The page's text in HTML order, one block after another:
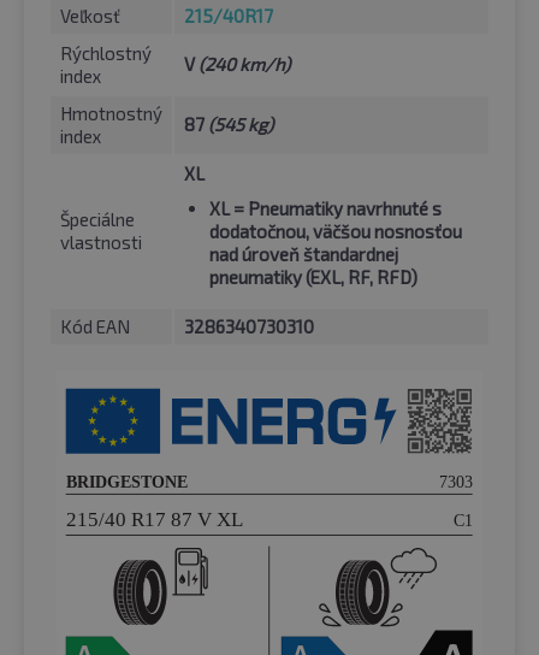
Veľkosť
215/40R17
Rýchlostný
index
V(240 km/h)
Hmotnostný
index
87 (545 kg)
Špeciálne
vlastnosti
XL
XL= Pneumatiky navrhnuté s
dodatočnou, väčšou nosnosťou
nad úroveň štandardnej
pneumatiky (EXL, RF, RFD)
Kód EAN 3286340730310